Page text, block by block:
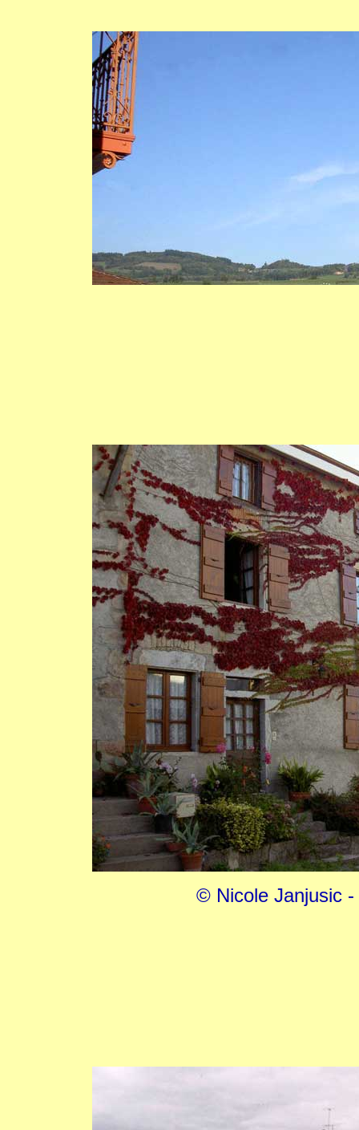
© Nicole Janjusic -